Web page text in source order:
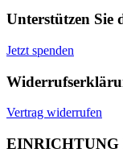
Unterstützen Sie
Jetzt spenden
Vertrag widerrufen